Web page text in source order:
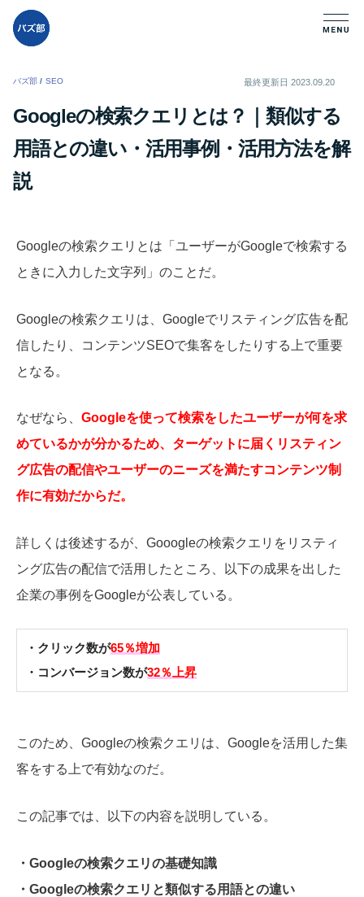
バズ部 / SEO 最終更新日 2023.09.20
Googleの検索クエリとは？｜類似する
用語との違い・活用事例・活用方法を解
説
Googleの検索クエリとは「ユーザーがGoogleで検索する
ときに入力した文字列」のことだ。
Googleの検索クエリは、Googleでリスティング広告を配
信したり、コンテンツSEOで集客をしたりする上で重要
となる。
なぜなら、 Googleを使って検索をしたユーザーが何を求
めているかが分かるため、ターゲットに届くリスティン
グ広告の配信やユーザーのニーズを満たすコンテンツ制
作に有効だからだ。
詳しくは後述するが、Gooogleの検索クエリをリスティ
ング広告の配信で活用したところ、以下の成果を出した
企業の事例をGoogleが公表している。
・クリック数が65％増加
・コンバージョン数が32％上昇
このため、Googleの検索クエリは、Googleを活用した集
客をする上で有効なのだ。
この記事では、以下の内容を説明している。
・Googleの検索クエリの基礎知識
・Googleの検索クエリと類似する用語との違い